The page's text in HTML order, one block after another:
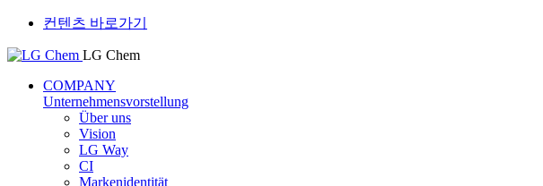
컨텐츠 바로가기
LG Chem
COMPANY
Unternehmensvorstellung
Über uns
Vision
LG Way
CI
Markenidentität